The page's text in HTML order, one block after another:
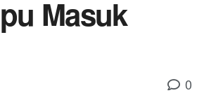
Masuk
0